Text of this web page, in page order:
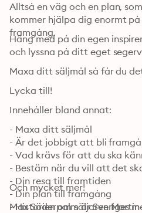
Alltså en väg och en plan,
kommer hjälpa dig enormt
framgång.
Häng med på din egen
och lyssna på ditt eget
Maxa ditt säljmål så får du
Lycka till!
Innehåller bland annat:
- Maxa ditt säljmål
- Är det jobbigt att bli
- Vad krävs för att du ska
- Bestäm när du vill att det
- Din resa till framtiden
- Din plan till framgång
- Historien om säljaren Martin
Och mycket mer!
Max Söderpalm är Sveriges